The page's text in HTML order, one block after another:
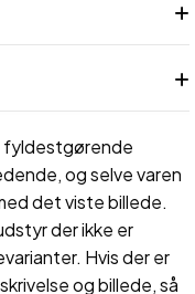
fyldestgørende
og selve varen
det viste billede.
der ikke er
Hvis der er
og billede, så